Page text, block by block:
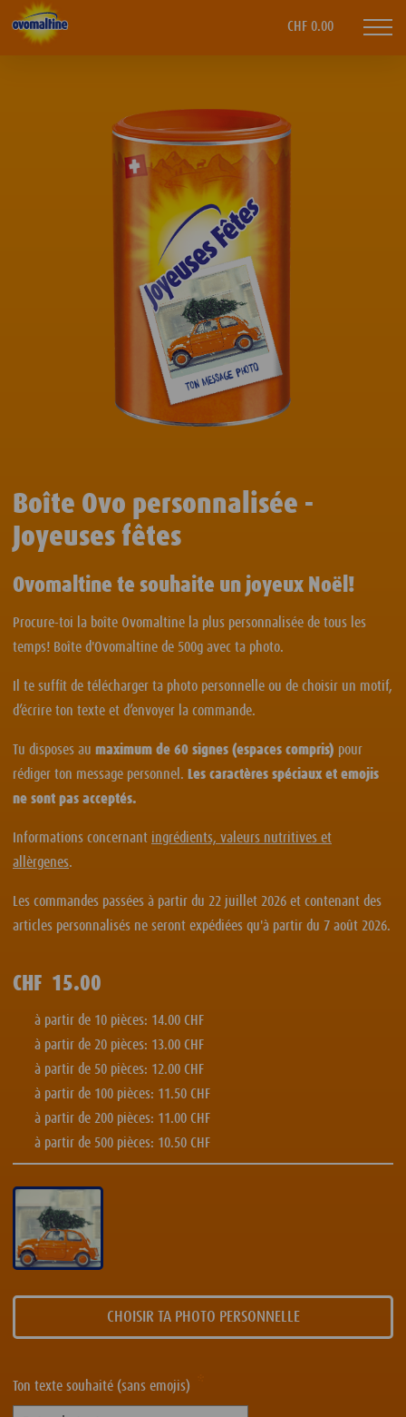
CHF 0.00
Boîte Ovo personnalisée -
Joyeuses fêtes
Ovomaltine te souhaite un joyeux Noël!
Procure-toi la boîte Ovomaltine la plus personnalisée de tous les
temps! Boîte d'Ovomaltine de 500g avec ta photo.
Il te suffit de télécharger ta photo personnelle ou de choisir un motif,
d’écrire ton texte et d’envoyer la commande.
Tu disposes au maximum de 60 signes (espaces compris) pour
rédiger ton message personnel. Les caractères spéciaux et emojis
ne sont pas acceptés.
Informations concernant ingrédients, valeurs nutritives et
allèrgenes.
Les commandes passées à partir du 22 juillet 2026 et contenant des
articles personnalisés ne seront expédiées qu'à partir du 7 août 2026.
CHF 15.00
à partir de 10 pièces: 14.00 CHF
à partir de 20 pièces: 13.00 CHF
à partir de 50 pièces: 12.00 CHF
à partir de 100 pièces: 11.50 CHF
à partir de 200 pièces: 11.00 CHF
à partir de 500 pièces: 10.50 CHF
CHOISIR TA PHOTO PERSONNELLE
Ton texte souhaité (sans emojis)